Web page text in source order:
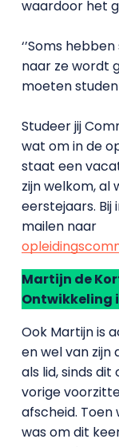
waardoor het
‘’Soms
naar ze wordt
moeten
Studeer jij
wat om in de
staat een
zijn welkom, al
eerstejaars.
mailen naar
Martijn de
Ontwikkeling
Ook Martijn is
en wel van zijn
als lid, sinds dit
vorige
afscheid.
was om dit